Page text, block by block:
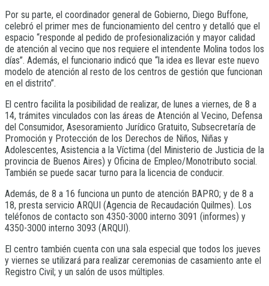
Por su parte, el coordinador general de Gobierno, Diego Buffone,
celebró el primer mes de funcionamiento del centro y detalló que el
espacio “responde al pedido de profesionalización y mayor calidad
de atención al vecino que nos requiere el intendente Molina todos los
días”. Además, el funcionario indicó que “la idea es llevar este nuevo
modelo de atención al resto de los centros de gestión que funcionan
en el distrito”.
El centro facilita la posibilidad de realizar, de lunes a viernes, de 8 a
14, trámites vinculados con las áreas de Atención al Vecino, Defensa
del Consumidor, Asesoramiento Jurídico Gratuito, Subsecretaría de
Promoción y Protección de los Derechos de Niños, Niñas y
Adolescentes, Asistencia a la Víctima (del Ministerio de Justicia de la
provincia de Buenos Aires) y Oficina de Empleo/Monotributo social.
También se puede sacar turno para la licencia de conducir.
Además, de 8 a 16 funciona un punto de atención BAPRO; y de 8 a
18, presta servicio ARQUI (Agencia de Recaudación Quilmes). Los
teléfonos de contacto son 4350-3000 interno 3091 (informes) y
4350-3000 interno 3093 (ARQUI).
El centro también cuenta con una sala especial que todos los jueves
y viernes se utilizará para realizar ceremonias de casamiento ante el
Registro Civil; y un salón de usos múltiples.